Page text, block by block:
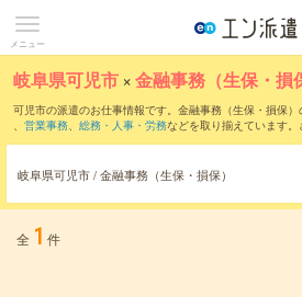
メニュー
岐阜県可児市 ×金融事務（生保・損
可児市の派遣のお仕事情報です。金融事務（生保・損保）
、 営業事務、 総務・人事・労務などを取り揃えています。
岐阜県可児市 / 金融事務（生保・損保）
全 1 件